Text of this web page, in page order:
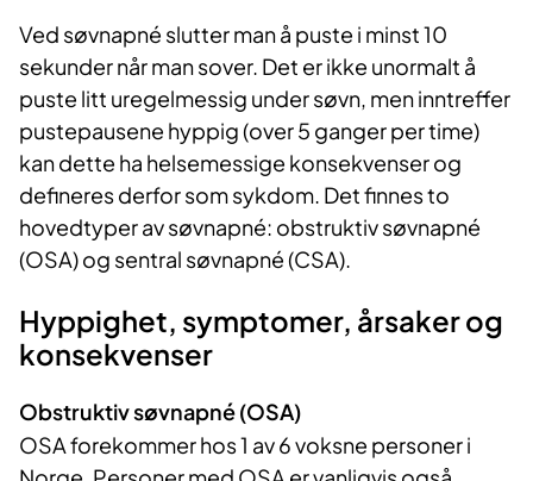
Ved søvnapné slutter man å puste i minst 10
sekunder når man sover. Det er ikke unormalt å
puste litt uregelmessig under søvn, men inntreffer
pustepausene hyppig (over 5 ganger per time)
kan dette ha helsemessige konsekvenser og
defineres derfor som sykdom. Det finnes to
hovedtyper av søvnapné: obstruktiv søvnapné
(OSA) og sentral søvnapné (CSA).
Hyppighet, symptomer, årsaker og
konsekvenser
Obstruktiv søvnapné (OSA)
OSA forekommer hos 1 av 6 voksne personer i